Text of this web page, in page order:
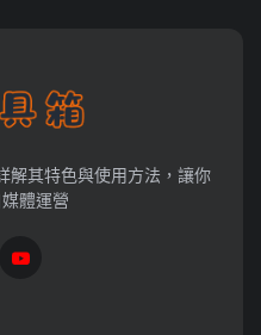
解其特色與使用方法，讓你
體運營